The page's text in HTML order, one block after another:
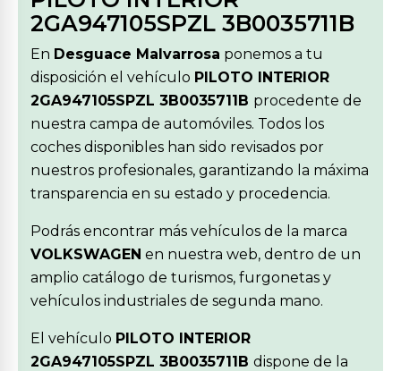
2GA947105SPZL 3B0035711B
En Desguace Malvarrosa ponemos a tu
disposición el vehículo PILOTO INTERIOR
2GA947105SPZL 3B0035711B procedente de
nuestra campa de automóviles. Todos los
coches disponibles han sido revisados por
nuestros profesionales, garantizando la máxima
transparencia en su estado y procedencia.
Podrás encontrar más vehículos de la marca
VOLKSWAGEN en nuestra web, dentro de un
amplio catálogo de turismos, furgonetas y
vehículos industriales de segunda mano.
El vehículo PILOTO INTERIOR
2GA947105SPZL 3B0035711B dispone de la